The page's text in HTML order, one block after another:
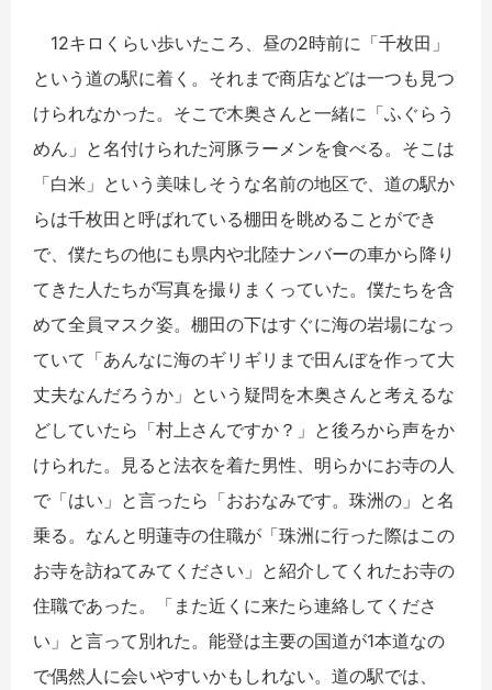
12キロくらい歩いたころ、昼の2時前に「千枚田」
という道の駅に着く。それまで商店などは一つも見つ
けられなかった。そこで木奥さんと一緒に「ふぐらう
めん」と名付けられた河豚ラーメンを食べる。そこは
「白米」という美味しそうな名前の地区で、道の駅か
らは千枚田と呼ばれている棚田を眺めることができ
で、僕たちの他にも県内や北陸ナンバーの車から降り
てきた人たちが写真を撮りまくっていた。僕たちを含
めて全員マスク姿。棚田の下はすぐに海の岩場になっ
ていて「あんなに海のギリギリまで田んぼを作って大
丈夫なんだろうか」という疑問を木奥さんと考えるな
どしていたら「村上さんですか？」と後ろから声をか
けられた。見ると法衣を着た男性、明らかにお寺の人
で「はい」と言ったら「おおなみです。珠洲の」と名
乗る。なんと明蓮寺の住職が「珠洲に行った際はこの
お寺を訪ねてみてください」と紹介してくれたお寺の
住職であった。「また近くに来たら連絡してくださ
い」と言って別れた。能登は主要の国道が1本道なの
で偶然人に会いやすいかもしれない。道の駅では、